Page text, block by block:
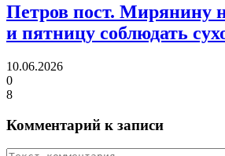
Петров пост. Мирянину
и пятницу соблюдать
10.06.2026
0
8
Комментарий к записи